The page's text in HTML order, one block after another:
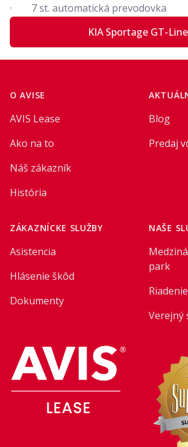
· 7 st. automatická prevodovka
KIA Sportage GT-Line
O AVISE
AVIS Lease
Ako na to
Náš zákazník
História
Blog
Predaj
ZÁKAZNÍCKE SLUŽBY
Asistencia
Hlásenie škôd
Dokumenty
NAŠE
park
Verejný